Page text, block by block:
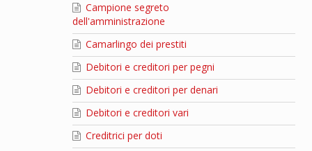
Campione segreto
dell'amministrazione
Camarlingo dei prestiti
Debitori e creditori per pegni
Debitori e creditori per denari
Debitori e creditori vari
Creditrici per doti